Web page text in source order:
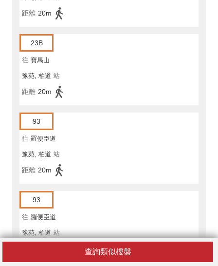
查詢類似樓盤
距離 20m
23B
往 寶馬山
豫苑, 柏道 站
距離 20m
93
往 羅便臣道
豫苑, 柏道 站
距離 20m
93
往 羅便臣道
豫苑, 柏道 站